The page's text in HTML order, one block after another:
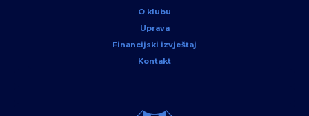
O klubu
Uprava
Financijski izvještaj
Kontakt